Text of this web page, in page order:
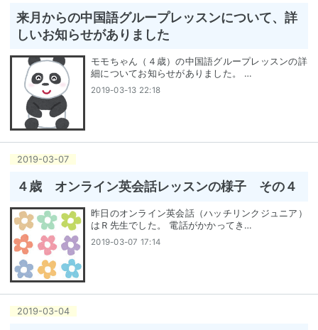
来月からの中国語グループレッスンについて、詳
しいお知らせがありました
モモちゃん（４歳）の中国語グループレッスンの詳
細についてお知らせがありました。 …
2019-03-13 22:18
2019-03-07
４歳 オンライン英会話レッスンの様子 その４
昨日のオンライン英会話（ハッチリンクジュニア）
はＲ先生でした。 電話がかかってき…
2019-03-07 17:14
2019-03-04